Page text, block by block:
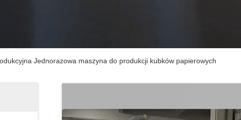
Jednorazowa maszyna do produkcji kubków papierowych